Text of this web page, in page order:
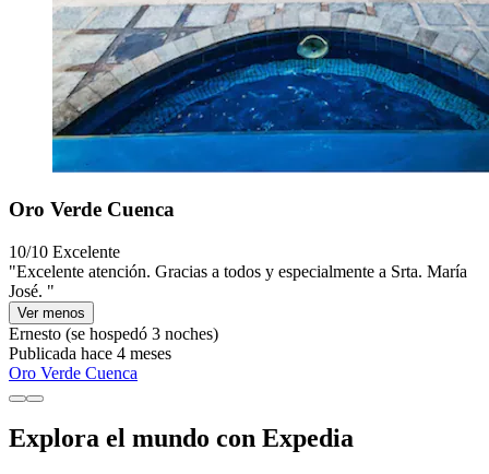
Oro Verde Cuenca
10/10 Excelente
"Excelente atención. Gracias a todos y especialmente a Srta. María
José. "
Ver menos
Ernesto (se hospedó 3 noches)
Publicada hace 4 meses
Oro Verde Cuenca
Explora el mundo con Expedia